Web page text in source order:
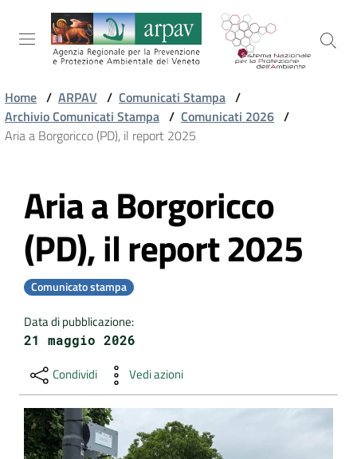
Salta al contenuto
Salta alla navigazione
Salta al footer
ARPAV
TEMI
AMBIENTALI
TERRITORIO
SERVIZI
DATI
AMBIENTALI
Home / ARPAV / Comunicati Stampa /
Archivio Comunicati Stampa / Comunicati 2026 /
Aria a Borgoricco (PD), il report 2025
Vai al contenuto
Aria a Borgoricco
(PD), il report 2025
Comunicato stampa
Data di pubblicazione:
21 maggio 2026
Condividi Vedi azioni